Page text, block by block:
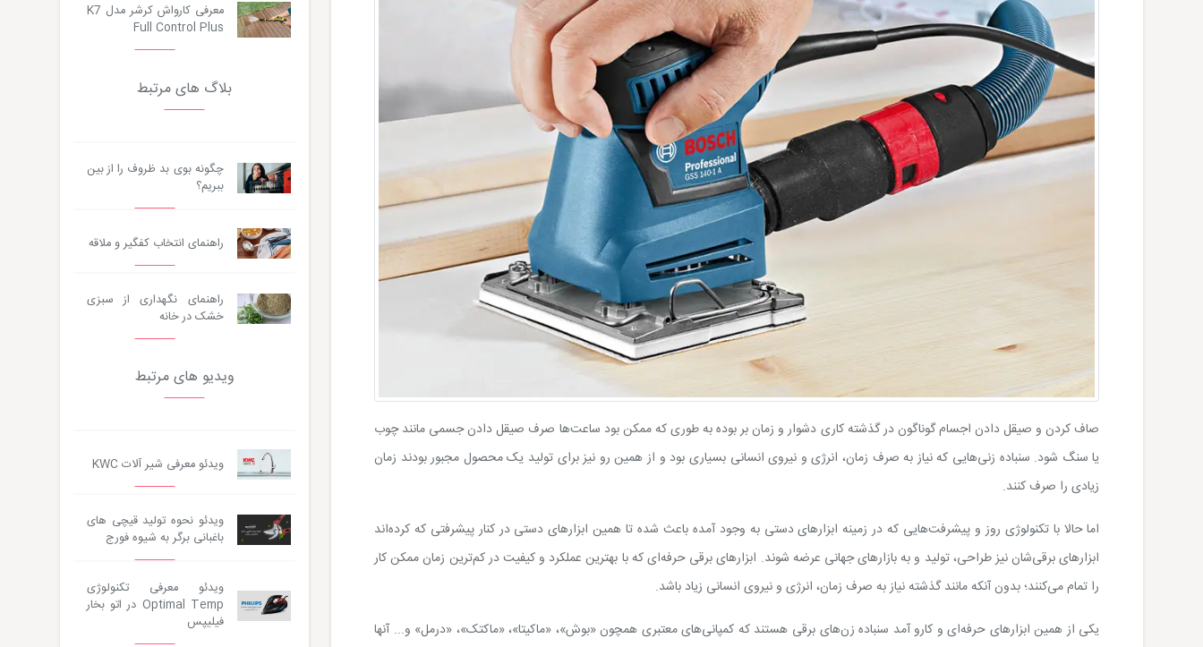
صاف کردن و صیقل دادن اجسام گوناگون در گذشته کاری دشوار و زمان‌ بر بوده به طوری که ممکن بود ساعت‌ها صرف صیقل دادن جسمی مانند چوب
یا سنگ شود. سنباده‌ زنی‌هایی که نیاز به صرف زمان، انرژی و نیروی انسانی بسیاری بود و از همین رو نیز برای تولید یک محصول مجبور بودند زمان
زیادی را صرف کنند.
اما حالا با تکنولوژی روز و پیشرفت‌هایی که در زمینه ابزارهای دستی به وجود آمده باعث شده تا همین ابزارهای دستی در کنار پیشرفتی که کرده‌اند
ابزارهای برقی‌شان نیز طراحی، تولید و به بازارهای جهانی عرضه شوند. ابزارهای برقی حرفه‌ای که با بهترین عملکرد و کیفیت در کم‌ترین زمان ممکن کار
را تمام می‌کنند؛ بدون آنکه مانند گذشته نیاز به صرف زمان، انرژی و نیروی انسانی زیاد باشد.
یکی از همین ابزارهای حرفه‌ای و کارو آمد سنباده زن‌های برقی هستند که کمپانی‌های معتبری همچون «بوش»، «ماکیتا»، «ماکتک»، «درمل» و... آنها
معرفی کارواش کرشر مدل K7
Full Control Plus
بلاگ های مرتبط
چگونه بوی بد ظروف را از بین
ببریم؟
راهنمای انتخاب کفگیر و ملاقه
راهنمای نگهداری از سبزی
خشک در خانه
ویدیو های مرتبط
ویدئو معرفی شیر آلات KWC
ویدئو نحوه تولید قیچی های
باغبانی برگر به شیوه فورج
ویدئو معرفی تکنولوژی
Optimal Temp در اتو بخار
فیلیپس